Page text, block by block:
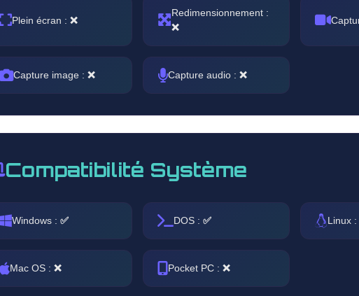
Plein écran : ❌
Redimensionnement :
❌
Capture image : ❌ Capture audio : ❌
Compatibilité Système
Windows : ✅ DOS : ✅ Linux
Mac OS : ❌ Pocket PC : ❌